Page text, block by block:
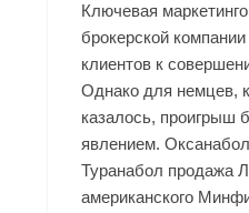
Ключевая
брокерской
клиентов к
Однако для немцев,
казалось, проигрыш
явлением.
Туранабол продажа
американского